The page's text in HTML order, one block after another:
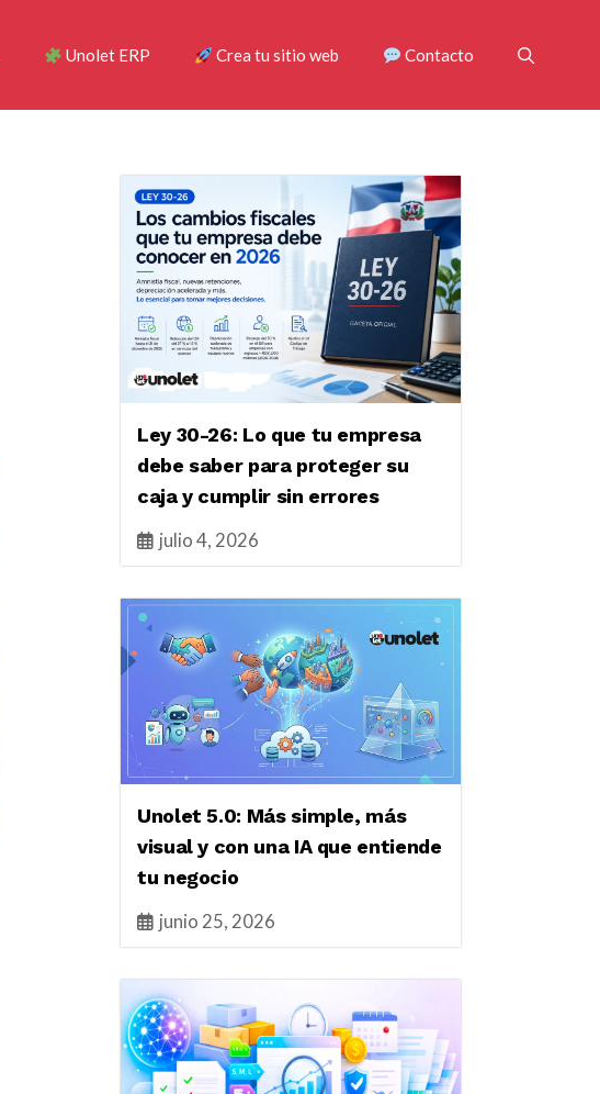
Unolet ERP Crea tu sitio web Contacto
Ley 30-26: Lo que tu empresa
debe saber para proteger su
caja y cumplir sin errores
julio 4, 2026
Unolet 5.0: Más simple, más
visual y con una IA que entiende
tu negocio
junio 25, 2026